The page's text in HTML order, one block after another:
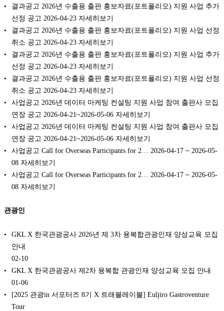
결과공고 2026년 수출용 출판 홍보자료(포트폴리오) 지원 사업 추가
선정 공고 2026-04-23 자세히보기
결과공고 2026년 수출용 출판 홍보자료(포트폴리오) 지원 사업 선정
취소 공고 2026-04-23 자세히보기
결과공고 2026년 수출용 출판 홍보자료(포트폴리오) 지원 사업 추가
선정 공고 2026-04-23 자세히보기
결과공고 2026년 수출용 출판 홍보자료(포트폴리오) 지원 사업 선정
취소 공고 2026-04-23 자세히보기
사업공고 2026년 데이터 마케팅 컨설팅 지원 사업 참여 출판사 모집
연장 공고 2026-04-21~2026-05-06 자세히보기
사업공고 2026년 데이터 마케팅 컨설팅 지원 사업 참여 출판사 모집
연장 공고 2026-04-21~2026-05-06 자세히보기
사업공고 Call for Overseas Participants for 2… 2026-04-17 ~ 2026-05-
08 자세히보기
사업공고 Call for Overseas Participants for 2… 2026-04-17 ~ 2026-05-
08 자세히보기
관광인
GKL X 한국관광공사 2026년 제 3차 융복합관광인재 양성교육 모집
안내
02-10
GKL X 한국관광공사 제2차 융복합 관광인재 양성교육 모집 안내
01-06
[2025 관광in 서포터즈 8기 X 트래블레이블] Euljiro Gastroventure
Tour